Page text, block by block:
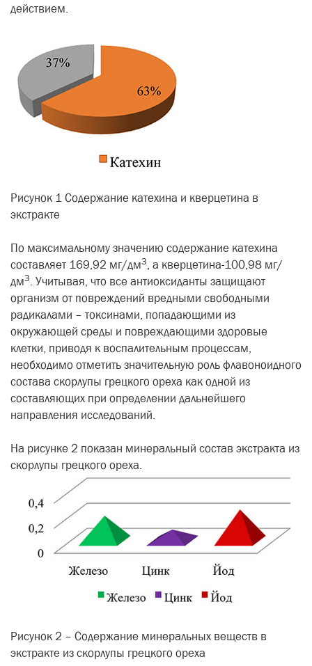
действием.
Рисунок 1 Содержание катехина и кверцетина в
экстракте
По максимальному значению содержание катехина
составляет 169,92 мг/дм3, а кверцетина-100,98 мг/
дм3. Учитывая, что все антиоксиданты защищают
организм от повреждений вредными свободными
радикалами – токсинами, попадающими из
окружающей среды и повреждающими здоровые
клетки, приводя к воспалительным процессам,
необходимо отметить значительную роль флавоноидного
состава скорлупы грецкого ореха как одной из
составляющих при определении дальнейшего
направления исследований.
На рисунке 2 показан минеральный состав экстракта из
скорлупы грецкого ореха.
Рисунок 2 – Содержание минеральных веществ в
экстракте из скорлупы грецкого ореха